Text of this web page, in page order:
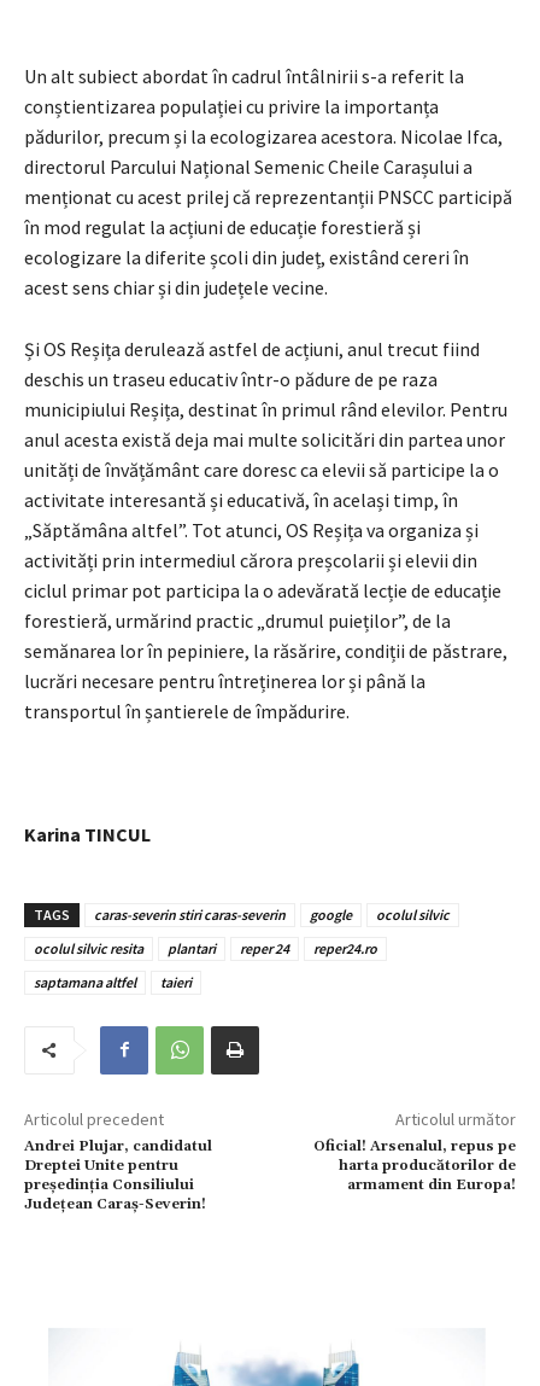
Un alt subiect abordat în cadrul întâlnirii s-a referit la
conștientizarea populației cu privire la importanța
pădurilor, precum și la ecologizarea acestora. Nicolae Ifca,
directorul Parcului Național Semenic Cheile Carașului a
menționat cu acest prilej că reprezentanții PNSCC participă
în mod regulat la acțiuni de educație forestieră și
ecologizare la diferite școli din județ, existând cereri în
acest sens chiar și din județele vecine.
Și OS Reșița derulează astfel de acțiuni, anul trecut fiind
deschis un traseu educativ într-o pădure de pe raza
municipiului Reșița, destinat în primul rând elevilor. Pentru
anul acesta există deja mai multe solicitări din partea unor
unități de învățământ care doresc ca elevii să participe la o
activitate interesantă și educativă, în același timp, în
„Săptămâna altfel”. Tot atunci, OS Reșița va organiza și
activități prin intermediul cărora preșcolarii și elevii din
ciclul primar pot participa la o adevărată lecție de educație
forestieră, urmărind practic „drumul puieților”, de la
semănarea lor în pepiniere, la răsărire, condiții de păstrare,
lucrări necesare pentru întreținerea lor și până la
transportul în șantierele de împădurire.
Karina TINCUL
TAGS caras-severin stiri caras-severin google
ocolul silvic
ocolul silvic resita
plantari reper 24
reper24.ro
saptamana altfel
taieri
Articolul precedent
Andrei Plujar, candidatul
Dreptei Unite pentru
președinția Consiliului
Județean Caraș-Severin!
Articolul următor
Oficial! Arsenalul, repus pe
harta producătorilor de
armament din Europa!